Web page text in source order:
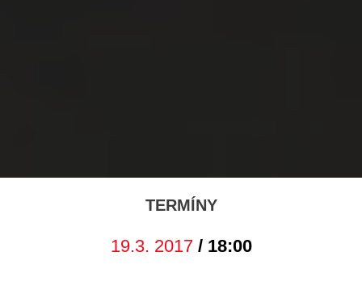
TERMÍNY
19.3. 2017/ 18:00